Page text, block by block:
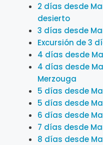
2 días desde
desierto
3 días desde
Excursión de 3
4 días desde
4 días desde
Merzouga
5 días desde
5 días desde
6 días desde
7 días desde
8 días desde